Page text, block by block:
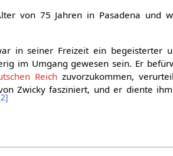
von 75 Jahren in Pasadena und
in seiner Freizeit ein begeisterter
im Umgang gewesen sein. Er
Reich zuvorzukommen,
Zwicky fasziniert, und er diente
2]